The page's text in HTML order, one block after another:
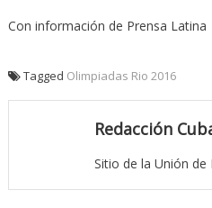
Con información de Prensa Latina
Tagged Olimpiadas Rio 2016
Redacción
Sitio de la Unión de